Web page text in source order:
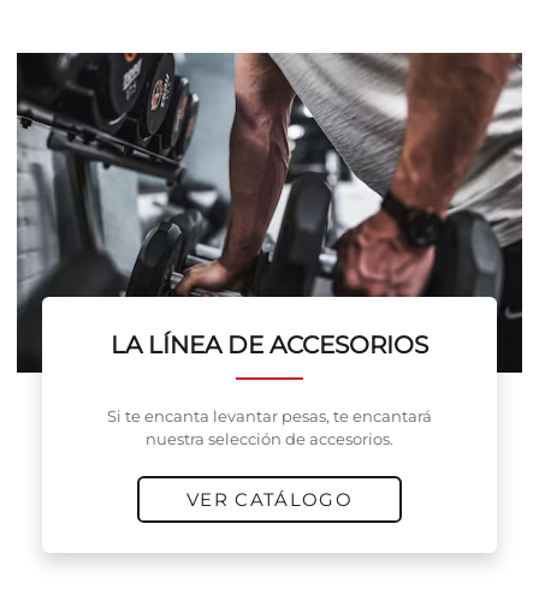
LA LÍNEA DE ACCESORIOS
Si te encanta levantar pesas, te encantará
nuestra selección de accesorios.
VER CATÁLOGO